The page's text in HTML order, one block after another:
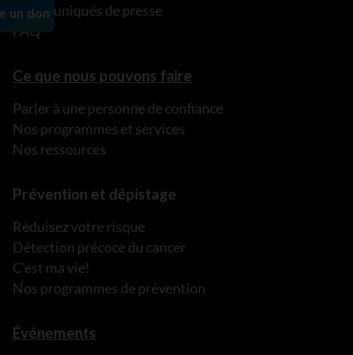
Communiqués de presse
FAQ
Ce que nous pouvons faire
Parler à une personne de confiance
Nos programmes et services
Nos ressources
Prévention et dépistage
Réduisez votre risque
Détection précoce du cancer
C’est ma vie!
Nos programmes de prévention
Événements